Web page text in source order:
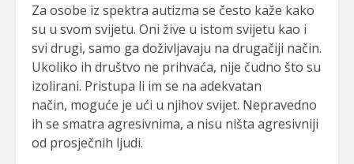
Za osobe iz spektra autizma se često kaže kako
su u svom svijetu. Oni žive u istom svijetu kao i
svi drugi, samo ga doživljavaju na drugačiji način.
Ukoliko ih društvo ne prihvaća, nije čudno što su
izolirani. Pristupa li im se na adekvatan
način, moguće je ući u njihov svijet. Nepravedno
ih se smatra agresivnima, a nisu ništa agresivniji
od prosječnih ljudi.